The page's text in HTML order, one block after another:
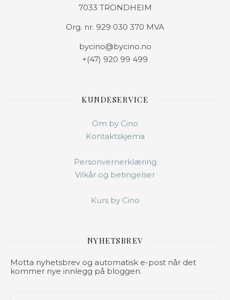
7033 TRONDHEIM
Org. nr. 929 030 370 MVA
bycino@bycino.no
+(47) 920 99 499
KUNDESERVICE
Om by Cino
Kontaktskjema
Personvernerklæring
Vilkår og betingelser
Kurs by Cino
NYHETSBREV
Motta nyhetsbrev og automatisk e-post når det
kommer nye innlegg på bloggen.